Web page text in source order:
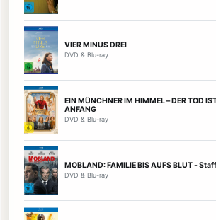
VIER MINUS DREI
DVD & Blu-ray
EIN MÜNCHNER IM HIMMEL – DER TOD
ANFANG
DVD & Blu-ray
MOBLAND: FAMILIE BIS AUFS BLUT -
DVD & Blu-ray